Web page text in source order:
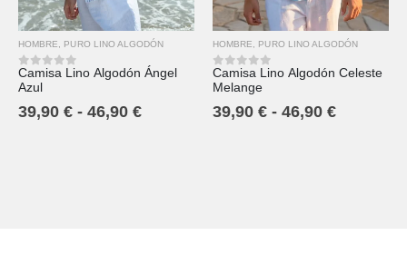
HOMBRE PURO LINO ALGODÓN
0out of 5
Camisa Lino Algodón Ángel
Azul
39,90 € - 46,90 €
HOMBRE PURO LINO ALGODÓN
0out of 5
Camisa Lino Algodón Celeste
Melange
39,90 € - 46,90 €